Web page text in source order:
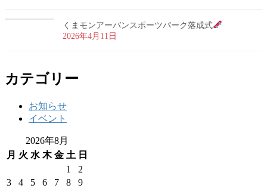
くまモンアーバンスポーツパーク落成式
2026年4月11日
カテゴリー
お知らせ
イベント
2026年8月
月 火 水 木 金 土 日
1
2
3
4 5 6 7 8
9